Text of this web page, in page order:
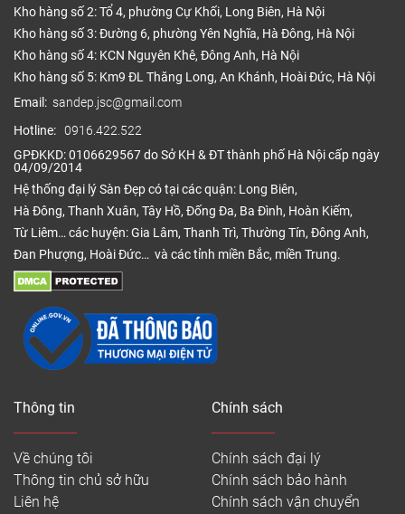
Kho hàng số 2: Tổ 4, phường Cự Khối, Long Biên, Hà Nội
Kho hàng số 3: Đường 6, phường Yên Nghĩa, Hà Đông, Hà Nội
Kho hàng số 4: KCN Nguyên Khê, Đông Anh, Hà Nội
Kho hàng số 5: Km9 ĐL Thăng Long, An Khánh, Hoài Đức, Hà Nội
Email: sandep.jsc@gmail.com
Hotline: 0916.422.522
GPĐKKD: 0106629567 do Sở KH & ĐT thành phố Hà Nội cấp ngày
04/09/2014
Hệ thống đại lý Sàn Đẹp có tại các quận: Long Biên,
Hà Đông, Thanh Xuân, Tây Hồ, Đống Đa, Ba Đình, Hoàn Kiếm,
Từ Liêm… các huyện: Gia Lâm, Thanh Trì, Thường Tín, Đông Anh,
Đan Phượng, Hoài Đức… và các tỉnh miền Bắc, miền Trung.
Thông tin
Về chúng tôi
Thông tin chủ sở hữu
Liên hệ
Chính sách
Chính sách đại lý
Chính sách bảo hành
Chính sách vận chuyển